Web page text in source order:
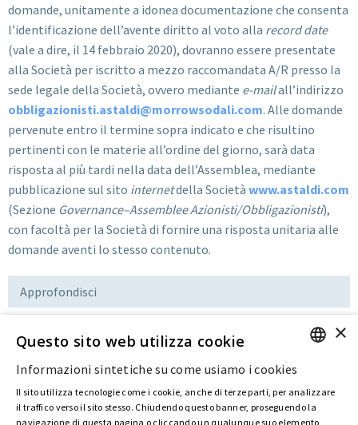
domande, unitamente a idonea documentazione che consenta
l’identificazione dell’avente diritto al voto alla record date
(vale a dire, il 14 febbraio 2020), dovranno essere presentate
alla Società per iscritto a mezzo raccomandata A/R presso la
sede legale della Società, ovvero mediante e-mailall’indirizzo
obbligazionisti.astaldi@morrowsodali.com. Alle domande
pervenute entro il termine sopra indicato e che risultino
pertinenti con le materie all’ordine del giorno, sarà data
risposta al più tardi nella data dell’Assemblea, mediante
pubblicazione sul sito internetdella Società www.astaldi.com
(Sezione Governance–Assemblee Azionisti/Obbligazionisti),
con facoltà per la Società di fornire una risposta unitaria alle
domande aventi lo stesso contenuto.
Approfondisci
Download
Ultima modifica:09 Mar 2020 ITALIAN
×
Questo sito web utilizza cookie
Informazioni sintetiche su come usiamo i cookies
Il sito utilizza tecnologie come i cookie, anche di terze parti, per analizzare
il traffico verso il sito stesso. Chiudendo questo banner, proseguendo la
navigazione di questa pagina o cliccando un qualunque suo elemento,